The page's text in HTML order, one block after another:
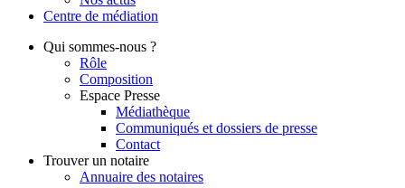
Centre de médiation
Qui sommes-nous ?
Rôle
Composition
Espace Presse
Médiathèque
Communiqués et dossiers de presse
Contact
Trouver un notaire
Annuaire des notaires